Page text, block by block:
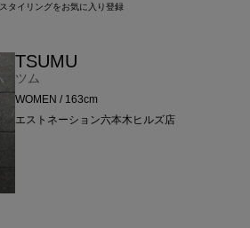
スタイリングをお気に入り登録
TSUMU
ツム
WOMEN / 163cm
エストネーション六本木ヒルズ店